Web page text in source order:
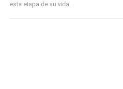
esta etapa de su vida.